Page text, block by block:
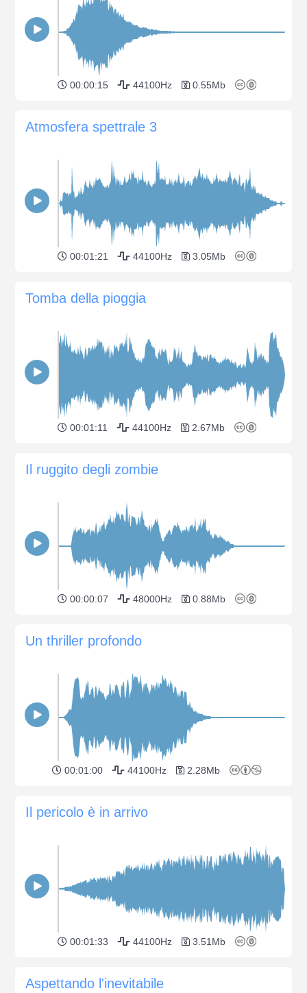
00:00:15 44100Hz 0.55Mb
Atmosfera spettrale 3
00:01:21 44100Hz 3.05Mb
Tomba della pioggia
00:01:11 44100Hz 2.67Mb
Il ruggito degli zombie
00:00:07 48000Hz 0.88Mb
Un thriller profondo
00:01:00 44100Hz 2.28Mb
Il pericolo è in arrivo
00:01:33 44100Hz 3.51Mb
Aspettando l'inevitabile